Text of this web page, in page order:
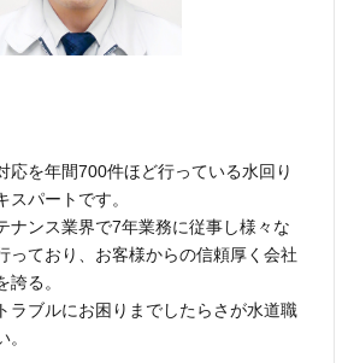
応を年間700件ほど行っている水回り
スパートです。
ナンス業界で7年業務に従事し様々な
っており、お客様からの信頼厚く会社
る。
ラブルにお困りまでしたらさが水道職